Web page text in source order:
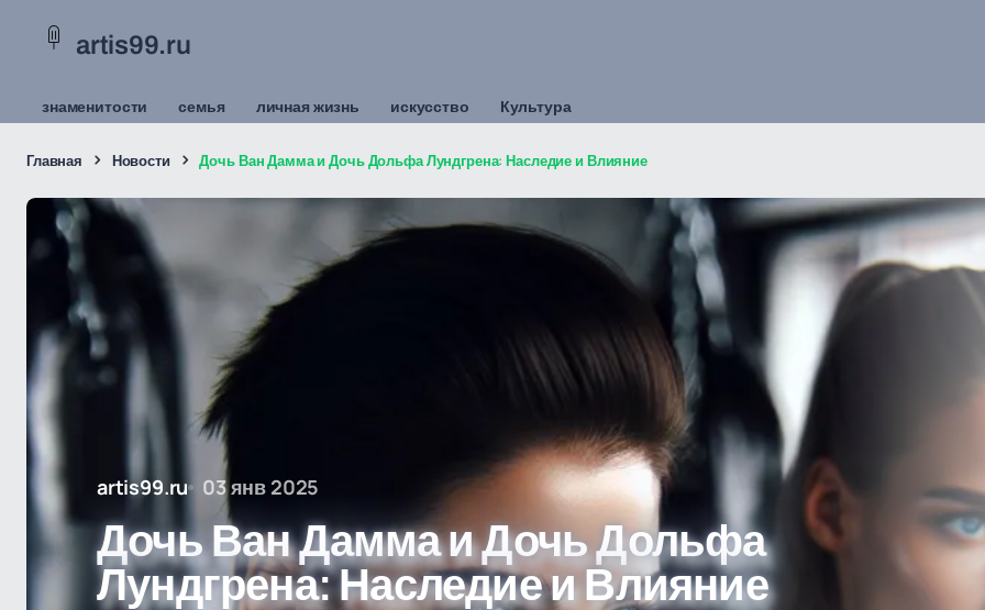
artis99.ru
знаменитости семья личная жизнь искусство Культура
Главная Новости Дочь Ван Дамма и Дочь Дольфа Лундгрена: Наследие и Влияние
artis99.ru 03 янв 2025
Дочь Ван Дамма и Дочь Дольфа
Лундгрена: Наследие и Влияние